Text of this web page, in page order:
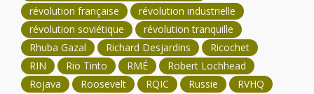
révolution française
révolution industrielle
révolution soviétique
révolution tranquille
Rhuba Gazal
Richard Desjardins
Ricochet
RIN
Rio Tinto RMÉ
Robert Lochhead
Rojava
Roosevelt RQIC Russie
RVHQ